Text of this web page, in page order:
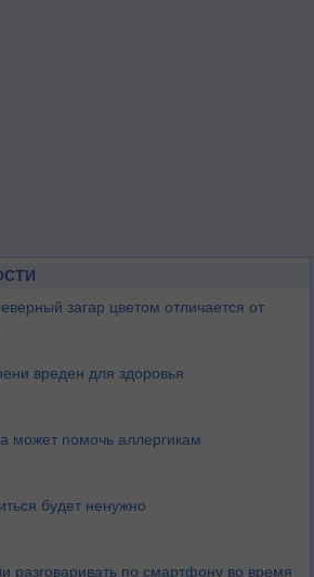
загар цветом отличается от
вреден для здоровья
может помочь аллергикам
будет ненужно
разговаривать по смартфону во время